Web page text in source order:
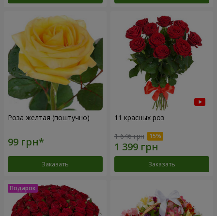
Роза желтая (поштучно)
Заказать
11 красных роз
1 646 грн
Заказать